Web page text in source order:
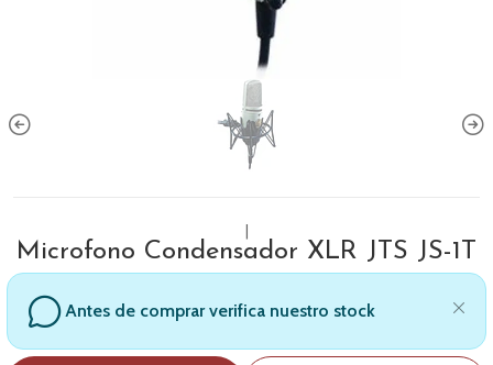
Microfono Condensador XLR JTS JS-1T
Antes de comprar verifica nuestro stock